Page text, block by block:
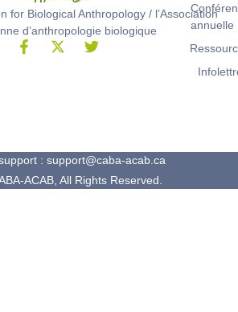
for Biological Anthropology / l’Association
d’anthropologie biologique
annuelle
: support@caba-acab.ca
ACAB, All Rights Reserved.